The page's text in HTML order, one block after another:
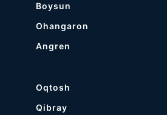
Boysun
Ohangaron
Angren
Oqtosh
Qibray